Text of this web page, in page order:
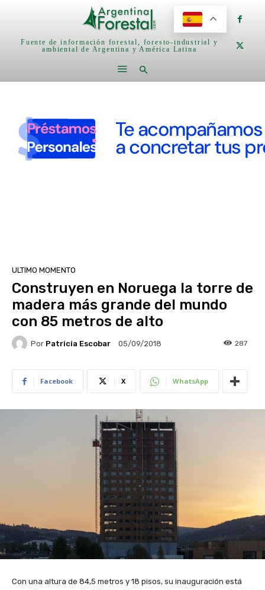
Fuente de información forestal, foresto-industrial y
ambiental de Argentina y América Latina
ULTIMO MOMENTO
Construyen en Noruega la torre de
madera más grande del mundo
con 85 metros de alto
Por Patricia Escobar 05/09/2018 287
Facebook X WhatsApp
Con una altura de 84,5 metros y 18 pisos, su inauguración está